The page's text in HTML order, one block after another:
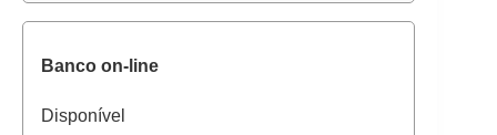
Banco on-line
Disponível